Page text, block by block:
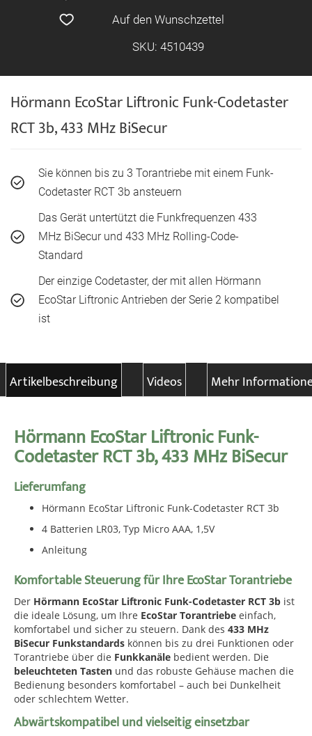
Hörmann EcoStar Liftronic Funk-Codetaster
RCT 3b, 433 MHz BiSecur
Auf den Wunschzettel
SKU: 4510439
Sie können bis zu 3 Torantriebe mit einem Funk-
Codetaster RCT 3b ansteuern
Das Gerät untertützt die Funkfrequenzen 433
MHz BiSecur und 433 MHz Rolling-Code-
Standard
Der einzige Codetaster, der mit allen Hörmann
EcoStar Liftronic Antrieben der Serie 2 kompatibel
ist
Artikelbeschreibung Videos Mehr
Hörmann EcoStar Liftronic Funk-
Codetaster RCT 3b, 433 MHz BiSecur
Lieferumfang
Hörmann EcoStar Liftronic Funk-Codetaster RCT 3b
4 Batterien LR03, Typ Micro AAA, 1,5V
Anleitung
Komfortable Steuerung für Ihre EcoStar Torantriebe
Der Hörmann EcoStar Liftronic Funk-Codetaster RCT 3b ist
die ideale Lösung, um Ihre EcoStar Torantriebe einfach,
komfortabel und sicher zu steuern. Dank des 433 MHz
BiSecur Funkstandards können bis zu drei Funktionen oder
Torantriebe über die Funkkanäle bedient werden. Die
beleuchteten Tasten und das robuste Gehäuse machen die
Bedienung besonders komfortabel – auch bei Dunkelheit
oder schlechtem Wetter.
Abwärtskompatibel und vielseitig einsetzbar